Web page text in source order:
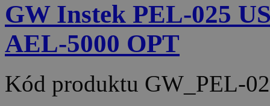
GW Instek PEL-025
AEL-5000 OPT
Kód produktu GW_PEL-